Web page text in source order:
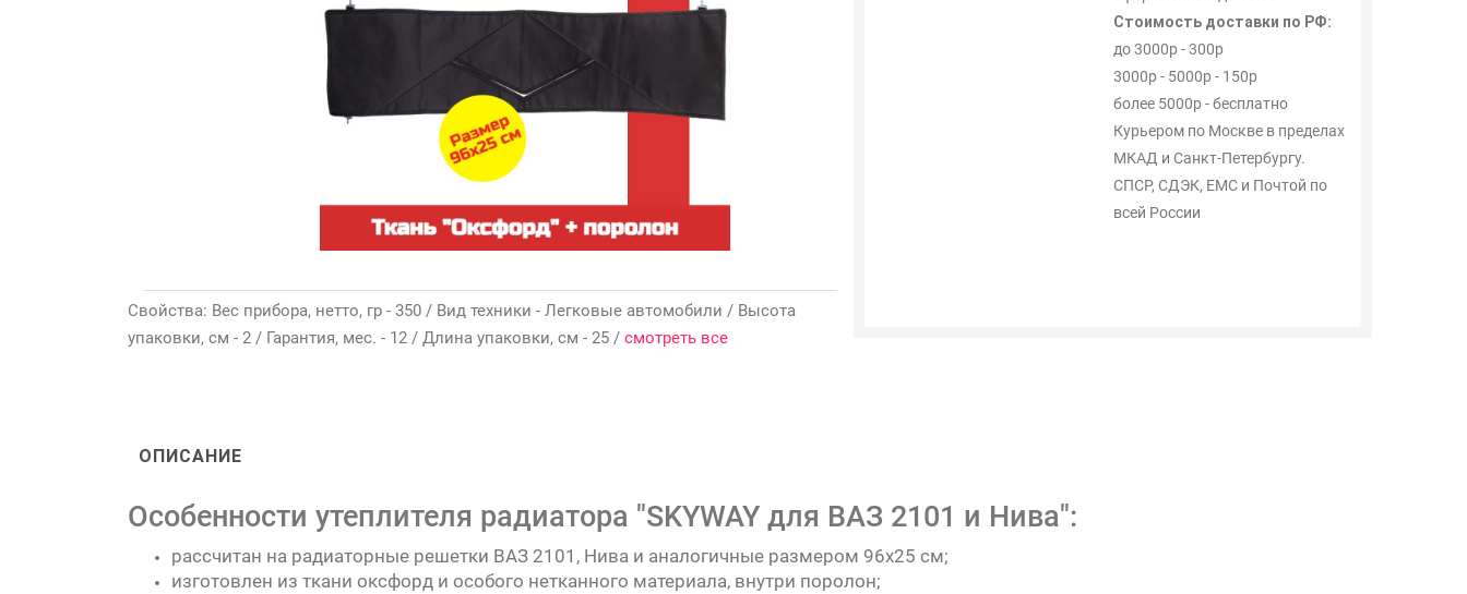
Свойства: Вес прибора, нетто, гр - 350 / Вид техники - Легковые автомобили / Высота
упаковки, см - 2 / Гарантия, мес. - 12 / Длина упаковки, см - 25 / смотреть все
Стоимость доставки по РФ:
до 3000р - 300р
3000р - 5000р - 150р
более 5000р - бесплатно
Курьером по Москве в пределах
МКАД и Санкт-Петербургу.
СПСР, СДЭК, ЕМС и Почтой по
всей России
ОПИСАНИЕ
Особенности утеплителя радиатора "SKYWAY для ВАЗ 2101 и Нива":
рассчитан на радиаторные решетки ВАЗ 2101, Нива и аналогичные размером 96х25 см;
изготовлен из ткани оксфорд и особого нетканного материала, внутри поролон;